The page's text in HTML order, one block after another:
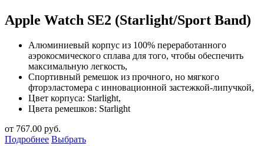
Apple Watch SE2 (Starlight/Sport Band)
Алюминиевый корпус из 100% переработанного
аэрокосмического сплава для того, чтобы обеспечить
максимальную легкость,
Спортивный ремешок из прочного, но мягкого
фторэластомера с инновационной застежкой-липучкой,
Цвет корпуса: Starlight,
Цвета ремешков: Starlight
от 767.00 руб.
Подробнее Выбрать